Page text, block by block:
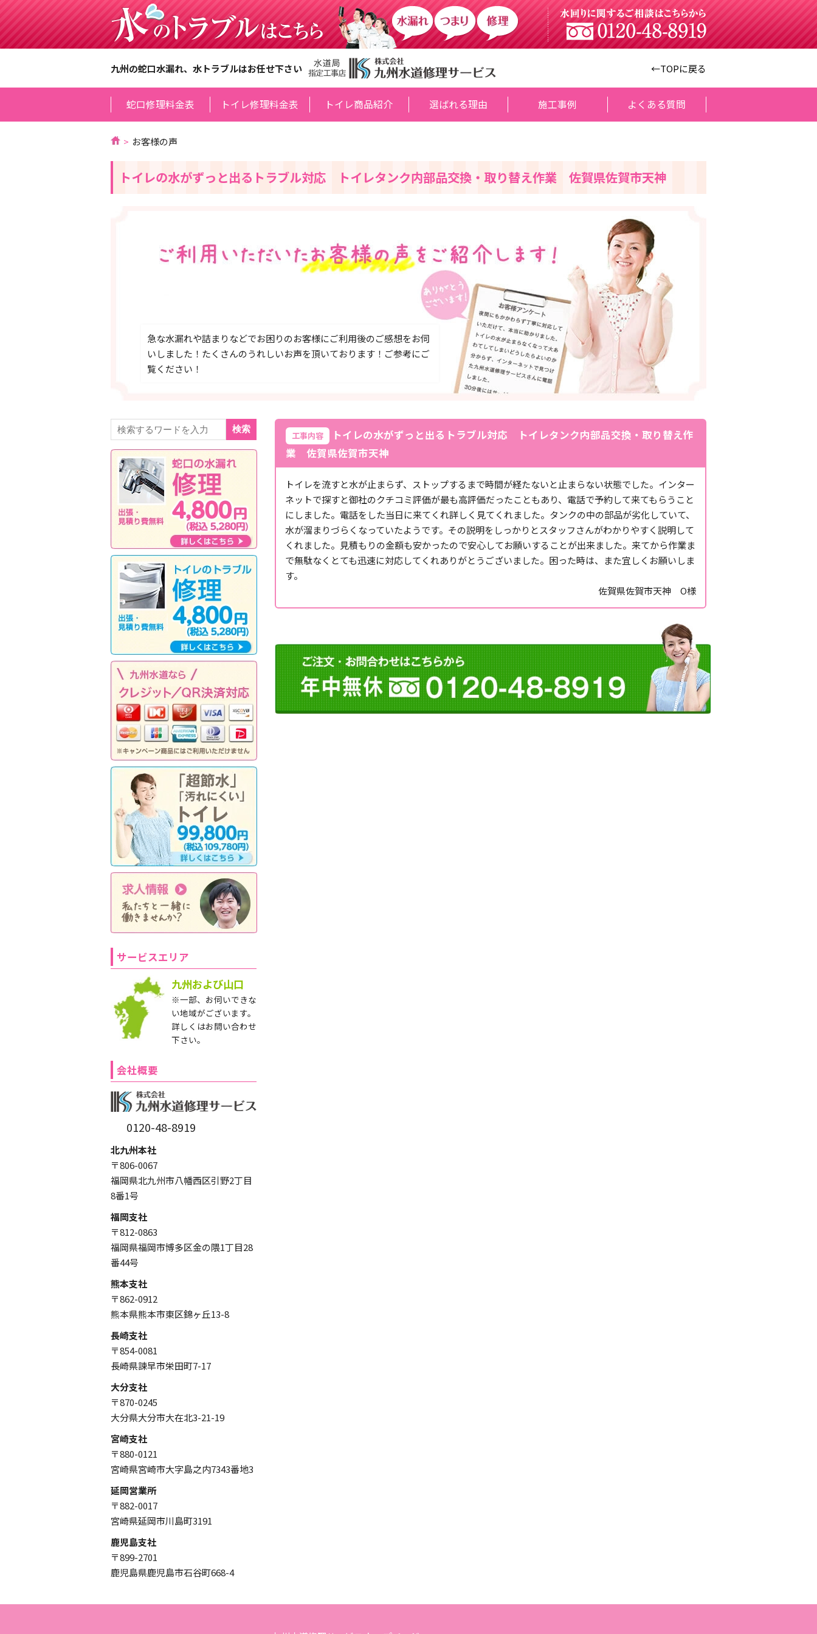
九州の蛇口水漏れ、水トラブルはお任せ下さい ←TOPに戻る
蛇口修理料金表 トイレ修理料金表 トイレ商品紹介 選ばれる理由 施工事例 よくある質問
お客様の声
トイレの水がずっと出るトラブル対応 トイレタンク内部品交換・取り替え作業 佐賀県佐賀市天神
急な水漏れや詰まりなどでお困りのお客様にご利用後のご感想をお伺
いしました！たくさんのうれしいお声を頂いております！ご参考にご
覧ください！
工事内容
トイレの水がずっと出るトラブル対応 トイレタンク内部品交換・取り替え作
業 佐賀県佐賀市天神
トイレを流すと水が止まらず、ストップするまで時間が経たないと止まらない状態でした。インター
ネットで探すと御社のクチコミ評価が最も高評価だったこともあり、電話で予約して来てもらうこと
にしました。電話をした当日に来てくれ詳しく見てくれました。タンクの中の部品が劣化していて、
水が溜まりづらくなっていたようです。その説明をしっかりとスタッフさんがわかりやすく説明して
くれました。見積もりの金額も安かったので安心してお願いすることが出来ました。来てから作業ま
で無駄なくとても迅速に対応してくれありがとうございました。困った時は、また宜しくお願いしま
す。
佐賀県佐賀市天神 O様
検索
サービスエリア
九州および山口
※一部、お伺いできな
い地域がございます。
詳しくはお問い合わせ
下さい。
会社概要
0120-48-8919
北九州本社
〒806-0067
福岡県北九州市八幡西区引野2丁目
8番1号
福岡支社
〒812-0863
福岡県福岡市博多区金の隈1丁目28
番44号
熊本支社
〒862-0912
熊本県熊本市東区錦ヶ丘13-8
長崎支社
〒854-0081
長崎県諫早市栄田町7-17
大分支社
〒870-0245
大分県大分市大在北3-21-19
宮崎支社
〒880-0121
宮崎県宮崎市大字島之内7343番地3
延岡営業所
〒882-0017
宮崎県延岡市川島町3191
鹿児島支社
〒899-2701
鹿児島県鹿児島市石谷町668-4